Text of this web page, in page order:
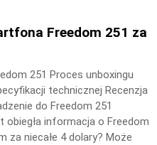
Freedom 251 za
251 Proces unboxingu
technicznej Recenzja
do Freedom 251
obiegła informacja o Freedom
za niecałe 4 dolary? Może